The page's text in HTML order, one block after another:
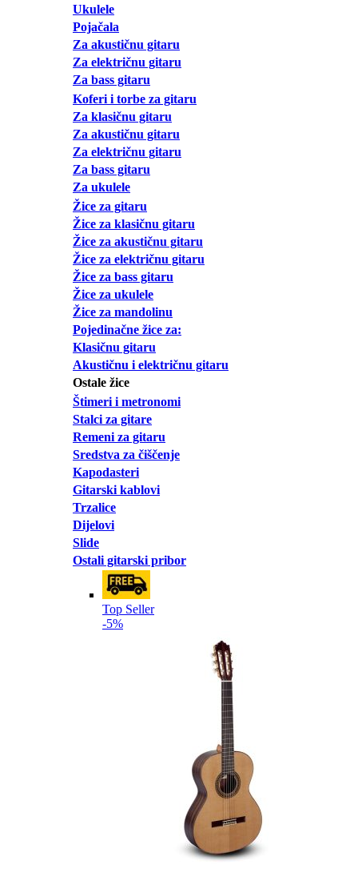
Ukulele
Pojačala
Za akustičnu gitaru
Za električnu gitaru
Za bass gitaru
Koferi i torbe za gitaru
Za klasičnu gitaru
Za akustičnu gitaru
Za električnu gitaru
Za bass gitaru
Za ukulele
Žice za gitaru
Žice za klasičnu gitaru
Žice za akustičnu gitaru
Žice za električnu gitaru
Žice za bass gitaru
Žice za ukulele
Žice za mandolinu
Pojedinačne žice za:
Klasičnu gitaru
Akustičnu i električnu gitaru
Ostale žice
Štimeri i metronomi
Stalci za gitare
Remeni za gitaru
Sredstva za čiščenje
Kapodasteri
Gitarski kablovi
Trzalice
Dijelovi
Slide
Ostali gitarski pribor
Top Seller
-5%